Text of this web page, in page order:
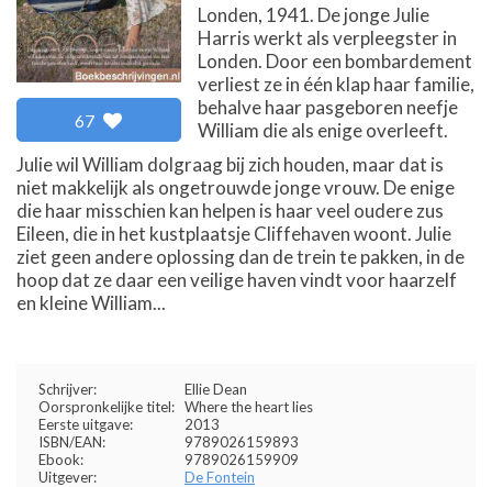
67
Londen, 1941. De jonge Julie
Harris werkt als verpleegster in
Londen. Door een bombardement
verliest ze in één klap haar familie,
behalve haar pasgeboren neefje
William die als enige overleeft.
Julie wil William dolgraag bij zich houden, maar dat is
niet makkelijk als ongetrouwde jonge vrouw. De enige
die haar misschien kan helpen is haar veel oudere zus
Eileen, die in het kustplaatsje Cliffehaven woont. Julie
ziet geen andere oplossing dan de trein te pakken, in de
hoop dat ze daar een veilige haven vindt voor haarzelf
en kleine William...
Schrijver:
Ellie Dean
Oorspronkelijke titel: Where the heart lies
Eerste uitgave:
2013
ISBN/EAN:
9789026159893
Ebook:
9789026159909
Uitgever:
De Fontein